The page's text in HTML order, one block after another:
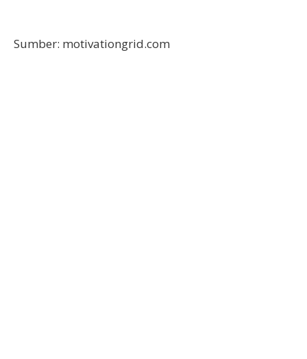
Sumber: motivationgrid.com